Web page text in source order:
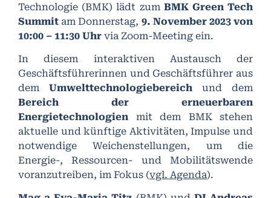
Technologie (BMK) lädt zum BMK Green Tech
Summit am Donnerstag, 9. November 2023 von
10:00 – 11:30 Uhr via Zoom-Meeting ein.
In diesem interaktiven Austausch der
Geschäftsführerinnen und Geschäftsführer aus
dem Umwelttechnologiebereich und dem
Bereich der erneuerbaren
Energietechnologien mit dem BMK stehen
aktuelle und künftige Aktivitäten, Impulse und
notwendige Weichenstellungen, um die
Energie-, Ressourcen- und Mobilitätswende
voranzutreiben, im Fokus (vgl. Agenda).